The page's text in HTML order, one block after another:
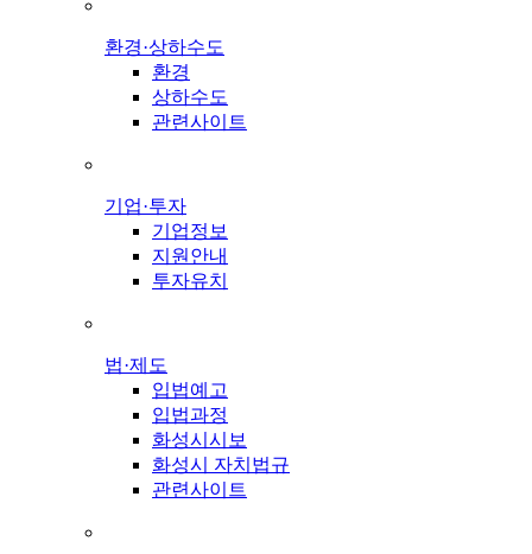
환경·상하수도
환경
상하수도
관련사이트
기업·투자
기업정보
지원안내
투자유치
법·제도
입법예고
입법과정
화성시시보
화성시 자치법규
관련사이트